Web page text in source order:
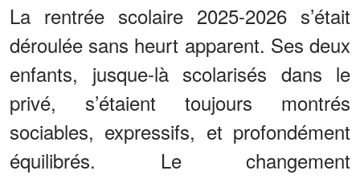
La rentrée scolaire 2025-2026 s’était
déroulée sans heurt apparent. Ses deux
enfants, jusque-là scolarisés dans le
privé, s’étaient toujours montrés
sociables, expressifs, et profondément
équilibrés. Le changement